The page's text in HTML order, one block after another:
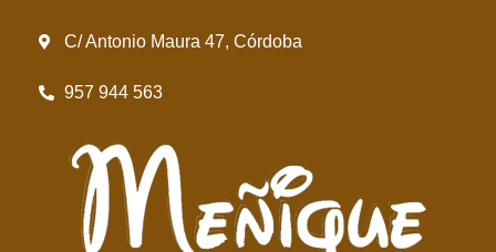
C/ Antonio Maura 47, Córdoba
957 944 563